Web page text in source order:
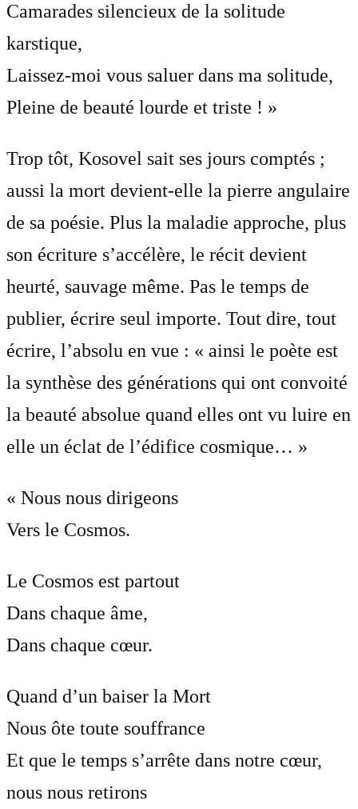
Camarades silencieux de la solitude
karstique,
Laissez-moi vous saluer dans ma solitude,
Pleine de beauté lourde et triste ! »
Trop tôt, Kosovel sait ses jours comptés ;
aussi la mort devient-elle la pierre angulaire
de sa poésie. Plus la maladie approche, plus
son écriture s’accélère, le récit devient
heurté, sauvage même. Pas le temps de
publier, écrire seul importe. Tout dire, tout
écrire, l’absolu en vue : « ainsi le poète est
la synthèse des générations qui ont convoité
la beauté absolue quand elles ont vu luire en
elle un éclat de l’édifice cosmique… »
« Nous nous dirigeons
Vers le Cosmos.
Le Cosmos est partout
Dans chaque âme,
Dans chaque cœur.
Quand d’un baiser la Mort
Nous ôte toute souffrance
Et que le temps s’arrête dans notre cœur,
nous nous retirons